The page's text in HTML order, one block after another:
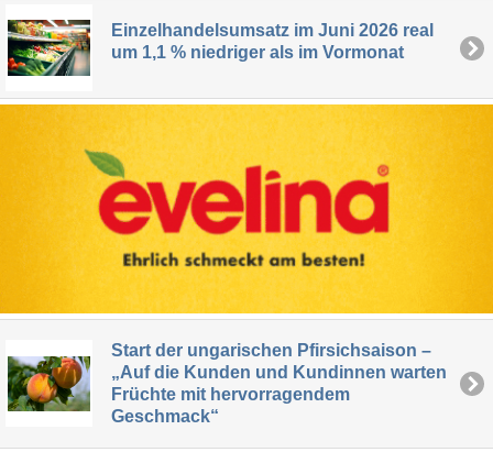
Einzelhandelsumsatz im Juni 2026 real
um 1,1 % niedriger als im Vormonat
Start der ungarischen Pfirsichsaison –
„Auf die Kunden und Kundinnen warten
Früchte mit hervorragendem
Geschmack“